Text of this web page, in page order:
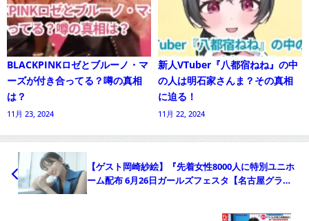
BLACKPINKロゼとブルーノ・マ
ーズが付き合ってる？噂の真相
は？
11月 23, 2024
新人VTuber『八都宿ねね』の中
の人は明石家さんま？その真相
に迫る！
11月 22, 2024
【ゲスト岡崎紗絵】『先着女性8000人に特別ユニホ
ーム配布 6月26日ガールズフェスタ【名古屋グラン